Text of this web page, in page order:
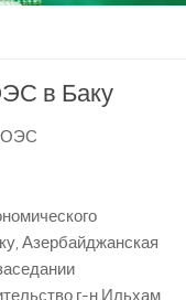
в Баку
ОЭС
Азербайджанская
г-н Ильхам